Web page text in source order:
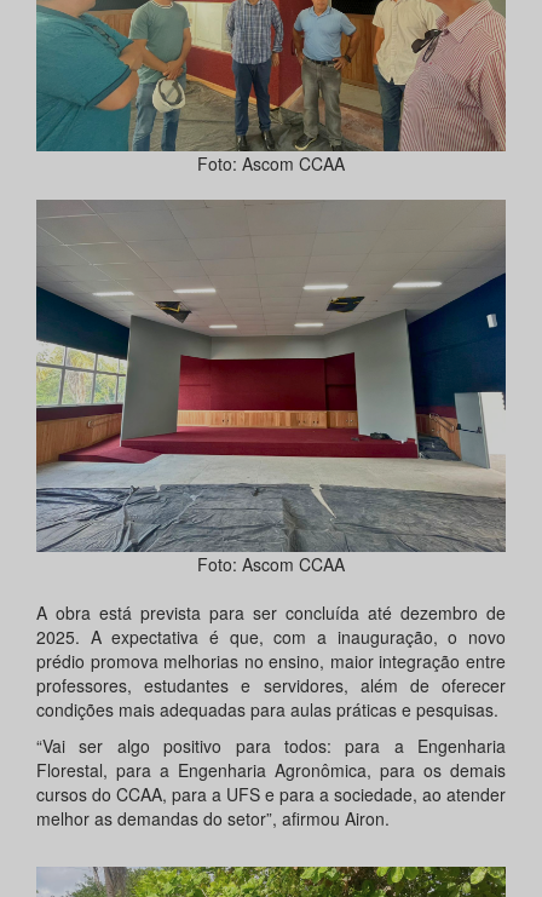
Foto: Ascom CCAA
Foto: Ascom CCAA
A obra está prevista para ser concluída até dezembro de
2025. A expectativa é que, com a inauguração, o novo
prédio promova melhorias no ensino, maior integração entre
professores, estudantes e servidores, além de oferecer
condições mais adequadas para aulas práticas e pesquisas.
“Vai ser algo positivo para todos: para a Engenharia
Florestal, para a Engenharia Agronômica, para os demais
cursos do CCAA, para a UFS e para a sociedade, ao atender
melhor as demandas do setor”, afirmou Airon.